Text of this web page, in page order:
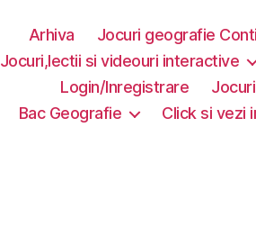
Arhiva Jocuri geografie
Jocuri,lectii si videouri interactive
Login/Inregistrare
Bac Geografie
Click si vezi